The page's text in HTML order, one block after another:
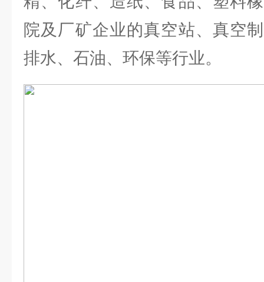
院及厂矿企业的真空站、真空
排水、石油、环保等行业。